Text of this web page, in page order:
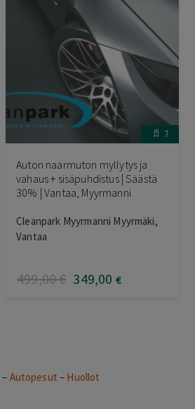
7
Auton naarmuton myllytys ja
vahaus + sisäpuhdistus | Säästä
30% | Vantaa, Myyrmanni
Cleanpark Myyrmanni Myyrmäki,
Vantaa
499,00€ 349,00 €
– Autopesut – Huollot